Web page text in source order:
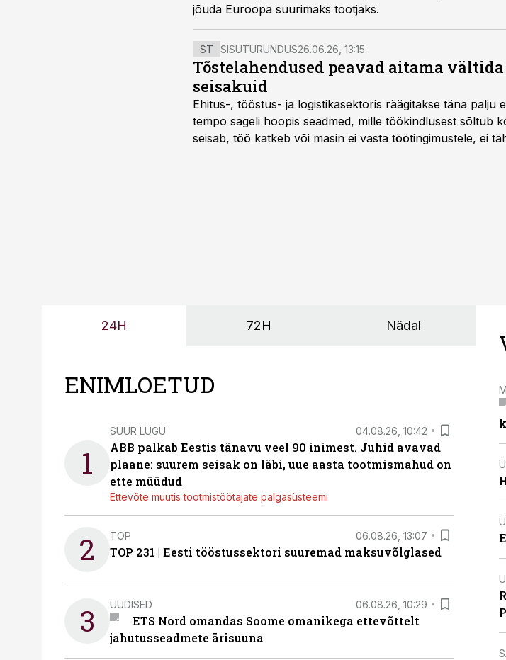
jõuda Euroopa suurimaks tootjaks.
ST SISUTURUNDUS26.06.26, 13:15
Tõstelahendused peavad aitama
seisakuid
Ehitus-, tööstus- ja logistikasektoris räägitakse täna palju
tempo sageli hoopis seadmed, mille töökindlusest sõltub
seisab, töö katkeb või masin ei vasta töötingimustele, ei
24H 72H Nädal
ENIMLOETUD
1
SUUR LUGU 04.08.26, 10:42
ABB palkab Eestis tänavu veel 90 inimest. Juhid avavad
plaane: suurem seisak on läbi, uue aasta tootmismahud on
ette müüdud
Ettevõte muutis tootmistöötajate palgasüsteemi
2 TOP 06.08.26, 13:07
TOP 231 | Eesti tööstussektori suuremad maksuvõlglased
3 UUDISED 06.08.26, 10:29
ETS Nord omandas Soome omanikega ettevõttelt
jahutusseadmete ärisuuna